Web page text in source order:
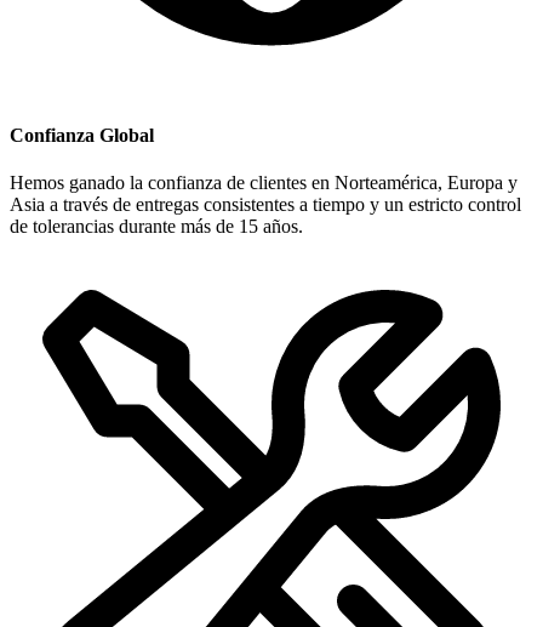
Confianza Global
Hemos ganado la confianza de clientes en Norteamérica, Europa y
Asia a través de entregas consistentes a tiempo y un estricto control
de tolerancias durante más de 15 años.